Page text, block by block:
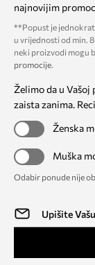
najnovijim
**Popust je
u vrijednosti od min.
neki proizvodi mogu
promocije.
Želimo da u
zaista zanima.
Ženska
Muška
Odabir ponude nije